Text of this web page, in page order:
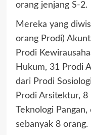
orang jenjang S-2.
Mereka yang
orang Prodi)
Prodi
Hukum, 31 Prodi
dari Prodi
Prodi Arsitektur,
Teknologi
sebanyak 8 orang.